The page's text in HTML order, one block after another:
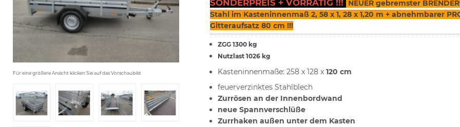
Für eine größere Ansicht klicken Sie auf das Vorschaubild
SONDERPREIS + VORRÄTIG !!!
NEUER gebremster
Stahl im Kasteninnenmaß 2, 58 x 1, 28 x 1,20 m + abnehmbarer
Gitteraufsatz 80 cm !!!
ZGG 1300 kg
Nutzlast 1026 kg
Kasteninnenmaße: 258 x 128 x 120 cm
feuerverzinktes Stahlblech
Zurrösen an der Innenbordwand
neue Spannverschlüße
Zurrhaken außen unter dem Kasten